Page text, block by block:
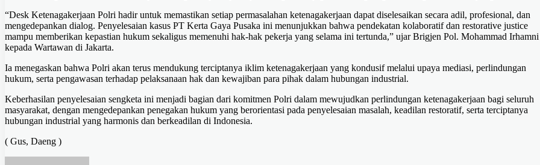
“Desk Ketenagakerjaan Polri hadir untuk memastikan setiap permasalahan ketenagakerjaan dapat diselesaikan secara adil, profesional, dan
mengedepankan dialog. Penyelesaian kasus PT Kerta Gaya Pusaka ini menunjukkan bahwa pendekatan kolaboratif dan restorative justice
mampu memberikan kepastian hukum sekaligus memenuhi hak-hak pekerja yang selama ini tertunda,” ujar Brigjen Pol. Mohammad Irhamni
kepada Wartawan di Jakarta.
Ia menegaskan bahwa Polri akan terus mendukung terciptanya iklim ketenagakerjaan yang kondusif melalui upaya mediasi, perlindungan
hukum, serta pengawasan terhadap pelaksanaan hak dan kewajiban para pihak dalam hubungan industrial.
Keberhasilan penyelesaian sengketa ini menjadi bagian dari komitmen Polri dalam mewujudkan perlindungan ketenagakerjaan bagi seluruh
masyarakat, dengan mengedepankan penegakan hukum yang berorientasi pada penyelesaian masalah, keadilan restoratif, serta terciptanya
hubungan industrial yang harmonis dan berkeadilan di Indonesia.
( Gus, Daeng )